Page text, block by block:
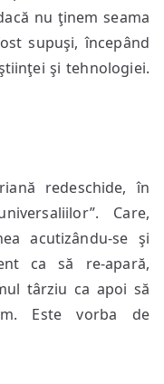
nu ţinem seama
supuşi, începând
şi tehnologiei.
redeschide, în
Care,
acutizându-se şi
ca să re-apară,
târziu ca apoi să
Este vorba de